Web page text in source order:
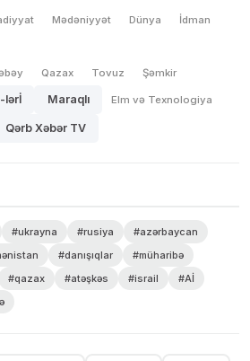
Mədəniyyət Dünya İdman
Qazax Tovuz Şəmkir
lərİ Maraqlı Elm və Texnologiya
Qərb Xəbər TV
#ukrayna #rusiya
#azərbaycan
#danışıqlar
#müharibə
#qazax #atəşkəs #israil
#Aİ